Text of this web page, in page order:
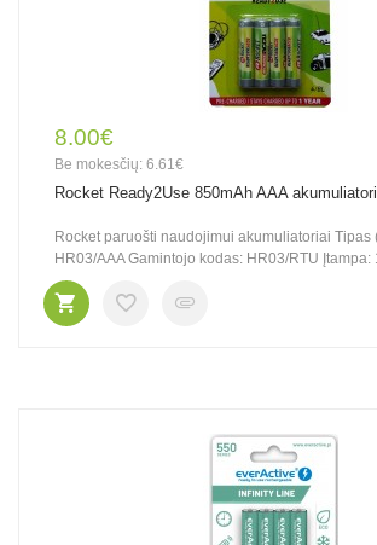
8.00€
Be mokesčių: 6.61€
Rocket Ready2Use 850mAh AAA
Rocket paruošti naudojimui akumuliatoriai Tipas
HR03/AAA Gamintojo kodas: HR03/RTU Įtampa: